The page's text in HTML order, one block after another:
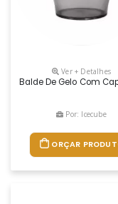
Ver + Detalhes
Balde De Gelo Com
Por: Icecube
ORÇAR